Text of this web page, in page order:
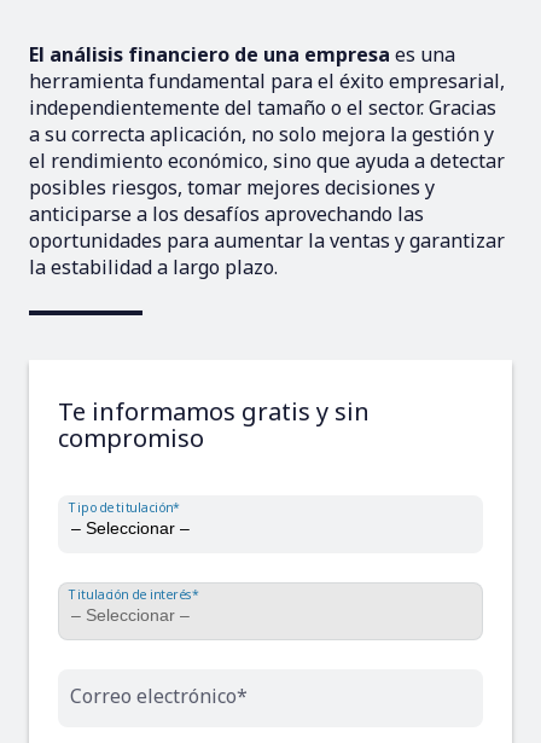
El análisis financiero de una empresa es una
herramienta fundamental para el éxito empresarial,
independientemente del tamaño o el sector. Gracias
a su correcta aplicación, no solo mejora la gestión y
el rendimiento económico, sino que ayuda a detectar
posibles riesgos, tomar mejores decisiones y
anticiparse a los desafíos aprovechando las
oportunidades para aumentar la ventas y garantizar
la estabilidad a largo plazo.
Te informamos gratis y sin
compromiso
Tipo de titulación*
Titulación de interés*
Correo electrónico*